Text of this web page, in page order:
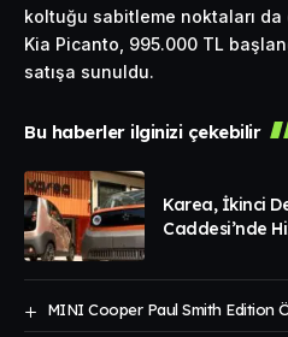
koltuğu sabitleme noktaları
Kia Picanto, 995.000 TL
satışa sunuldu.
Bu haberler ilginizi çekebilir
Karea, İkinci
Caddesi’nde
MINI Cooper Paul Smith Edition